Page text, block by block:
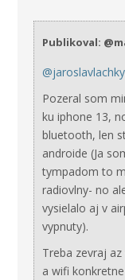
Publikoval:
@jaroslavlachky
Pozeral som
ku iphone 13,
bluetooth, len
androide (Ja
tympadom to
radiovlny- no
vysielalo aj v
vypnuty).
Treba zevraj
a wifi